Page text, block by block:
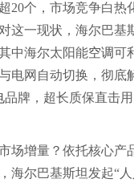
20个，市场竞争白热
这一现状，海尔巴
中海尔太阳能空调可
电网自动切换，彻
品牌，超长质保直击
场增量？依托核心
海尔巴基斯坦发起“人